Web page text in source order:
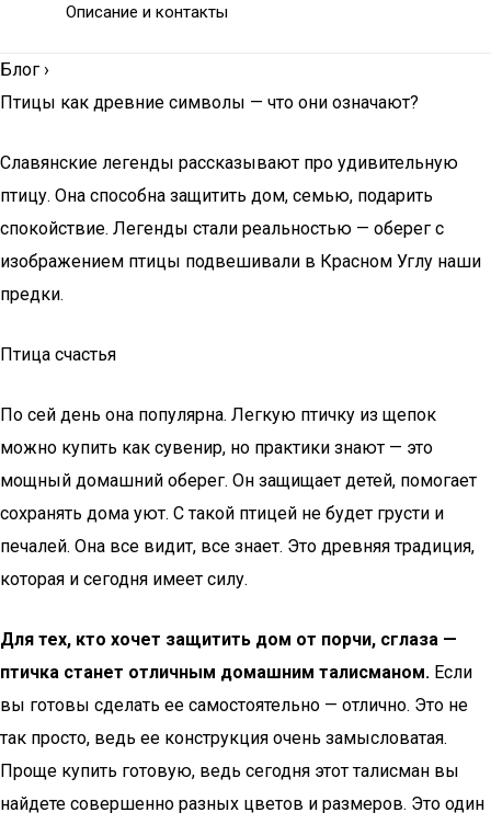
Описание и контакты
Блог ›
Птицы как древние символы — что они означают?
Славянские легенды рассказывают про удивительную
птицу. Она способна защитить дом, семью, подарить
спокойствие. Легенды стали реальностью — оберег с
изображением птицы подвешивали в Красном Углу наши
предки.
Птица счастья
По сей день она популярна. Легкую птичку из щепок
можно купить как сувенир, но практики знают — это
мощный домашний оберег. Он защищает детей, помогает
сохранять дома уют. С такой птицей не будет грусти и
печалей. Она все видит, все знает. Это древняя традиция,
которая и сегодня имеет силу.
Для тех, кто хочет защитить дом от порчи, сглаза —
птичка станет отличным домашним талисманом. Если
вы готовы сделать ее самостоятельно — отлично. Это не
так просто, ведь ее конструкция очень замысловатая.
Проще купить готовую, ведь сегодня этот талисман вы
найдете совершенно разных цветов и размеров. Это один